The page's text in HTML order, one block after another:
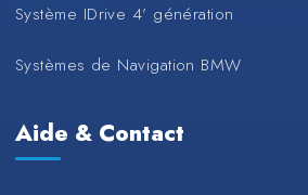
Système IDrive 4’ génération
Systèmes de Navigation BMW
Aide & Contact